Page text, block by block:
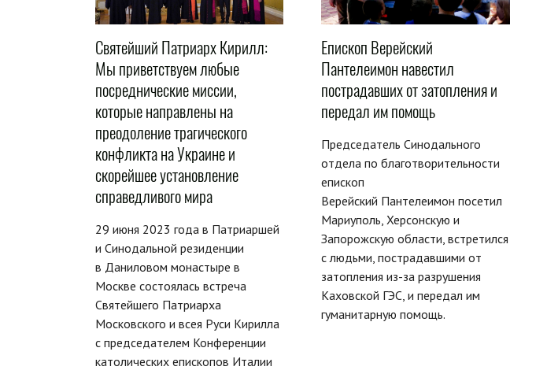
Святейший Патриарх Кирилл:
Мы приветствуем любые
посреднические миссии,
которые направлены на
преодоление трагического
конфликта на Украине и
скорейшее установление
справедливого мира
29 июня 2023 года в Патриаршей
и Синодальной резиденции
в Даниловом монастыре в
Москве состоялась встреча
Святейшего Патриарха
Московского и всея Руси Кирилла
с председателем Конференции
католических епископов Италии
Епископ Верейский
Пантелеимон навестил
пострадавших от затопления и
передал им помощь
Председатель Синодального
отдела по благотворительности
епископ
Верейский Пантелеимон посетил
Мариуполь, Херсонскую и
Запорожскую области, встретился
с людьми, пострадавшими от
затопления из-за разрушения
Каховской ГЭС, и передал им
гуманитарную помощь.